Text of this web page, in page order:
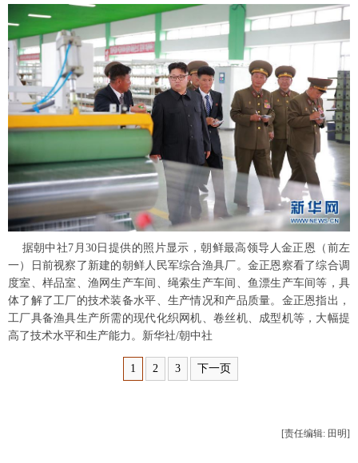
彩票 食品
旅游 健康 信息化
金融 公益 军事 无人机
富媒体 摄影 新华广播
新华电视中文 新华电视英文 返回PC
据朝中社7月30日提供的照片显示，朝鲜最高领导人金正恩（前左
一）日前视察了新建的朝鲜人民军综合渔具厂。金正恩察看了综合调
度室、样品室、渔网生产车间、绳索生产车间、鱼漂生产车间等，具
体了解了工厂的技术装备水平、生产情况和产品质量。金正恩指出，
工厂具备渔具生产所需的现代化织网机、卷丝机、成型机等，大幅提
高了技术水平和生产能力。新华社/朝中社
1 2 3 下一页
[责任编辑: 田明]